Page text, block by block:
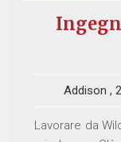
Addison ,
Lavorare da